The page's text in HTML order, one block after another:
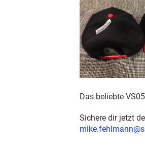
Das beliebte
Sichere dir jetzt